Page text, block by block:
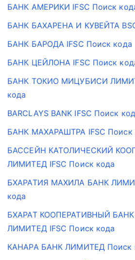
БАНК АМЕРИКИ IFSC Поиск
БАНК БАХАРЕНА И КУВЕЙТА
БАНК БАРОДА IFSC Поиск кода
БАНК ЦЕЙЛОНА IFSC Поиск
БАНК ТОКИО МИЦУБИСИ
кода
BARCLAYS BANK IFSC Поиск
БАНК МАХАРАШТРА IFSC Поиск
БАССЕЙН КАТОЛИЧЕСКИЙ
ЛИМИТЕД IFSC Поиск кода
БХАРАТИЯ МАХИЛА БАНК
кода
БХАРАТ КООПЕРАТИВНЫЙ
ЛИМИТЕД IFSC Поиск кода
КАНАРА БАНК ЛИМИТЕД Поиск